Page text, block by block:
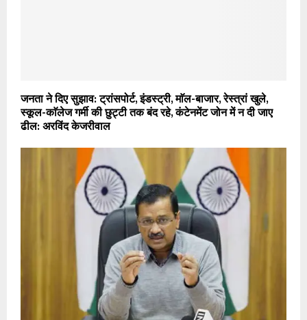
जनता ने दिए सुझाव: ट्रांसपोर्ट, इंडस्ट्री, माॅल-बाजार, रेस्त्रां खुले,
स्कूल-काॅलेज गर्मी की छुट्टी तक बंद रहे, कंटेनमेंट जोन में न दी जाए
ढील: अरविंद केजरीवाल